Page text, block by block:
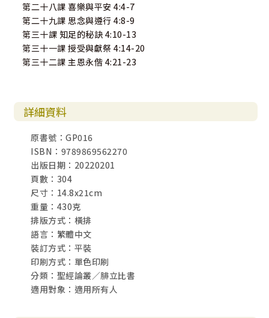
第二十八課 喜樂與平安 4:4-7
第二十九課 思念與遵行 4:8-9
第三十課 知足的秘訣 4:10-13
第三十一課 授受與獻祭 4:14-20
第三十二課 主恩永偕 4:21-23
詳細資料
原書號：GP016
ISBN：9789869562270
出版日期：20220201
頁數：304
尺寸：14.8x21cm
重量：430克
排版方式：橫排
語言：繁體中文
裝訂方式：平裝
印刷方式：單色印刷
分類：聖經論叢／腓立比書
適用對象：適用所有人